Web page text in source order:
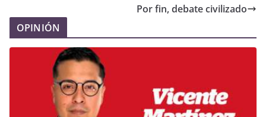
Por fin, debate civilizado
OPINIÓN